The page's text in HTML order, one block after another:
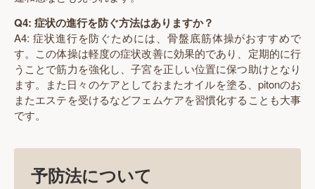
Q4: 症状の進行を防ぐ方法はありますか？
A4: 症状進行を防ぐためには、骨盤底筋体操がおすすめで
す。この体操は軽度の症状改善に効果的であり、定期的に行
うことで筋力を強化し、子宮を正しい位置に保つ助けとなり
ます。また日々のケアとしておまたオイルを塗る、pitonのお
またエステを受けるなどフェムケアを習慣化することも大事
です。
予防法について